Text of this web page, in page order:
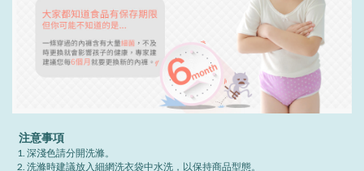
注意事項
深淺色請分開洗滌。
洗滌時建議放入細網洗衣袋中水洗，以保持商品型態。